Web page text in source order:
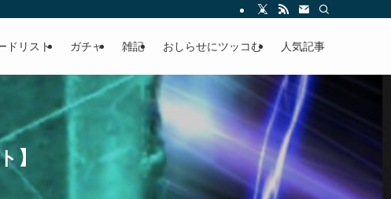
| ヒースの快適ドラポ生活
ドリスト ガチャ 雑記 おしらせにツッコむ 人気記事
】